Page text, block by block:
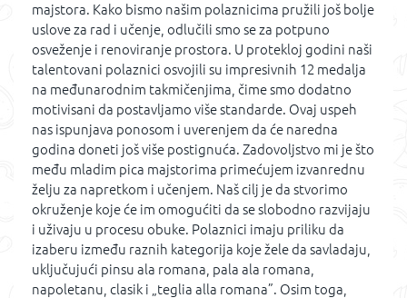
majstora. Kako bismo našim polaznicima pružili još bolje
uslove za rad i učenje, odlučili smo se za potpuno
osveženje i renoviranje prostora. U protekloj godini naši
talentovani polaznici osvojili su impresivnih 12 medalja
na međunarodnim takmičenjima, čime smo dodatno
motivisani da postavljamo više standarde. Ovaj uspeh
nas ispunjava ponosom i uverenjem da će naredna
godina doneti još više postignuća. Zadovoljstvo mi je što
među mladim pica majstorima primećujem izvanrednu
želju za napretkom i učenjem. Naš cilj je da stvorimo
okruženje koje će im omogućiti da se slobodno razvijaju
i uživaju u procesu obuke. Polaznici imaju priliku da
izaberu između raznih kategorija koje žele da savladaju,
uključujući pinsu ala romana, pala ala romana,
napoletanu, clasik i „teglia alla romana”. Osim toga,